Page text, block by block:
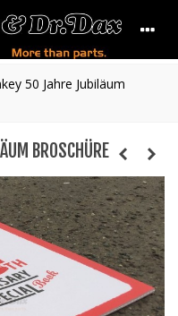
50 Jahre Jubiläum
BROSCHÜRE